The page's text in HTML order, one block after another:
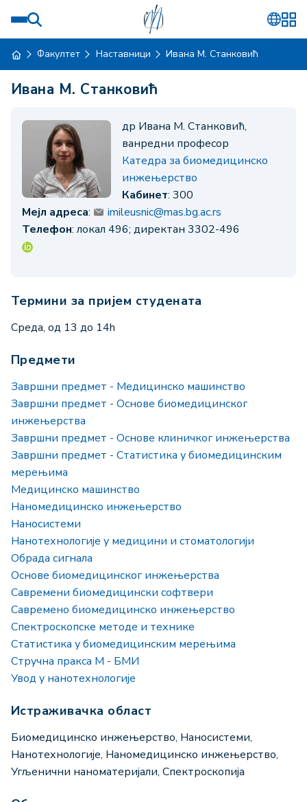
Факултет Наставници Ивана М. Станковић
Ивана М. Станковић
др Ивана М. Станковић,
ванредни професор
Катедра за биомедицинско
инжењерство
Кабинет: 300
Мејл адреса:
imileusnic@mas.bg.ac.rs
Телефон: локал 496; директан 3302-496
Термини за пријем студената
Среда, од 13 до 14h
Предмети
Завршни предмет - Медицинско машинство
Завршни предмет - Основе биомедицинског
инжењерства
Завршни предмет - Основе клиничког инжењерства
Завршни предмет - Статистика у биомедицинским
мерењима
Медицинско машинство
Наномедицинско инжењерство
Наносистеми
Нанотехнологије у медицини и стоматологији
Обрада сигнала
Основе биомедицинског инжењерства
Савремени биомедицински софтвери
Савремено биомедицинско инжењерство
Спектроскопске методе и технике
Статистика у биомедицинским мерењима
Стручна пракса М - БМИ
Увод у нанотехнологије
Истраживачка област
Биомедицинско инжењерство, Наносистеми,
Нанотехнологије, Наномедицинско инжењерство,
Угљенични наноматеријали, Спектроскопија